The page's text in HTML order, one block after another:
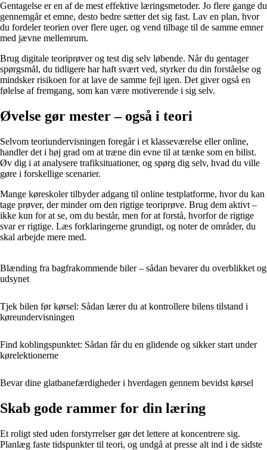
Gentagelse er en af de mest effektive læringsmetoder. Jo flere gange du
gennemgår et emne, desto bedre sætter det sig fast. Lav en plan, hvor
du fordeler teorien over flere uger, og vend tilbage til de samme emner
med jævne mellemrum.
Brug digitale teoriprøver og test dig selv løbende. Når du gentager
spørgsmål, du tidligere har haft svært ved, styrker du din forståelse og
mindsker risikoen for at lave de samme fejl igen. Det giver også en
følelse af fremgang, som kan være motiverende i sig selv.
Øvelse gør mester – også i teori
Selvom teoriundervisningen foregår i et klasseværelse eller online,
handler det i høj grad om at træne din evne til at tænke som en bilist.
Øv dig i at analysere trafiksituationer, og spørg dig selv, hvad du ville
gøre i forskellige scenarier.
Mange køreskoler tilbyder adgang til online testplatforme, hvor du kan
tage prøver, der minder om den rigtige teoriprøve. Brug dem aktivt –
ikke kun for at se, om du består, men for at forstå, hvorfor de rigtige
svar er rigtige. Læs forklaringerne grundigt, og noter de områder, du
skal arbejde mere med.
Blænding fra bagfrakommende biler – sådan bevarer du overblikket og
udsynet
Tjek bilen før kørsel: Sådan lærer du at kontrollere bilens tilstand i
køreundervisningen
Find koblingspunktet: Sådan får du en glidende og sikker start under
kørelektionerne
Bevar dine glatbanefærdigheder i hverdagen gennem bevidst kørsel
Skab gode rammer for din læring
Et roligt sted uden forstyrrelser gør det lettere at koncentrere sig.
Planlæg faste tidspunkter til teori, og undgå at presse alt ind i de sidste